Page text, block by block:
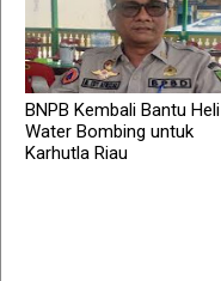
BNPB Kembali Bantu Heli
Water Bombing untuk
Karhutla Riau